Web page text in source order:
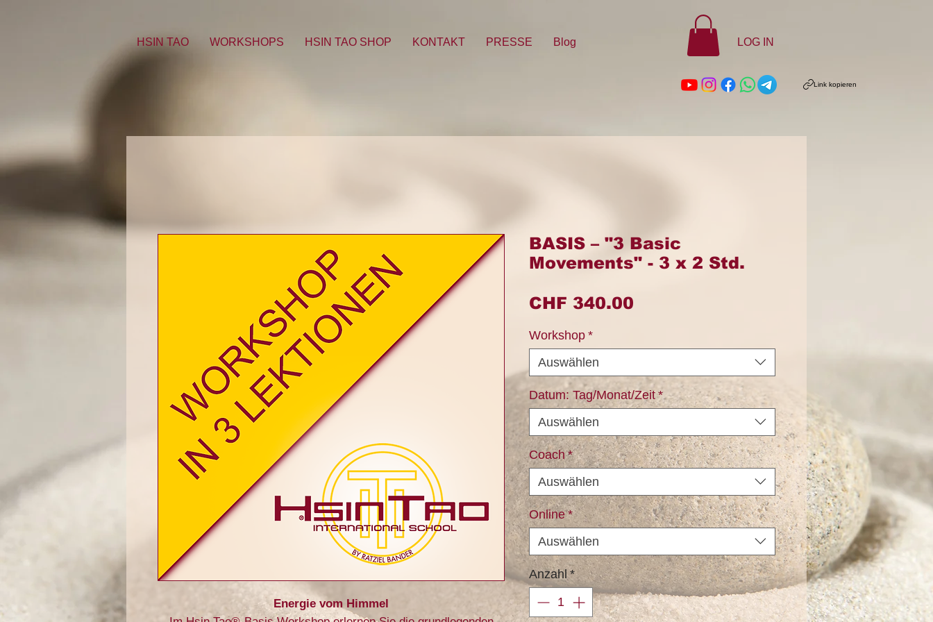
HSIN TAO WORKSHOPS HSIN TAO SHOP KONTAKT PRESSE Blog LOG IN
Link kopieren
Energie vom Himmel
BASIS – "3 Basic
Movements" - 3 x 2 Std.
CHF 340.00
Workshop *
Auswählen
Datum: Tag/Monat/Zeit *
Auswählen
Coach *
Auswählen
Online *
Auswählen
Anzahl *